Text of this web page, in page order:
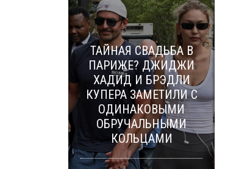
ТАЙНАЯ СВАДЬБА В
ПАРИЖЕ? ДЖИДЖИ
ХАДИД И БРЭДЛИ
КУПЕРА ЗАМЕТИЛИ С
ОДИНАКОВЫМИ
ОБРУЧАЛЬНЫМИ
КОЛЬЦАМИ